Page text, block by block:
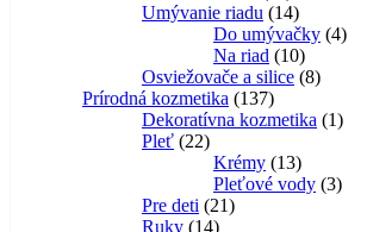
produktov
Umývanie riadu 1414
produktov
Do umývačky 44
Na riad 1010
produktov
Osviežovače a silice 88
Prírodná kozmetika 137137
produktov
Dekoratívna kozmetika 11
Pleť 2222
produktov
Krémy 1313
produktov
Pleťové vody 33
Pre deti 2121
Ruky 1414